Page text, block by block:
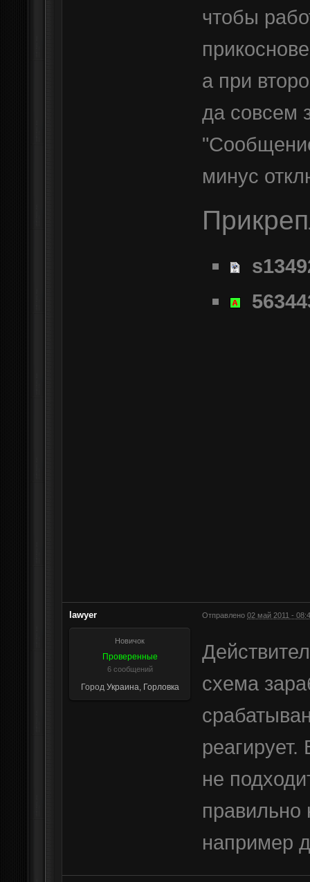
чтобы
а при
да совсем
минус
lawyer Отправлено 02 май 2011 -
Новичок
Проверенные
6 сообщений
Город Украина, Горловка
схема
не
правильно
например